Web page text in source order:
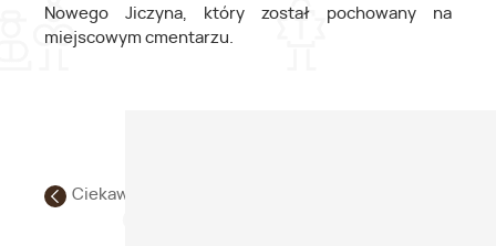
Nowego Jiczyna, który został pochowany na
miejscowym cmentarzu.
Ciekawi ludzie